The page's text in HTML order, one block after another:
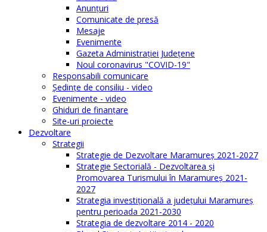
Anunţuri
Comunicate de presă
Mesaje
Evenimente
Gazeta Administraţiei Judeţene
Noul coronavirus "COVID-19"
Responsabili comunicare
Şedinţe de consiliu - video
Evenimente - video
Ghiduri de finanţare
Site-uri proiecte
Dezvoltare
Strategii
Strategie de Dezvoltare Maramureș 2021-2027
Strategie Sectorială - Dezvoltarea și
Promovarea Turismului în Maramureș 2021-
2027
Strategia investiţională a județului Maramureș
pentru perioada 2021-2030
Strategia de dezvoltare 2014 - 2020